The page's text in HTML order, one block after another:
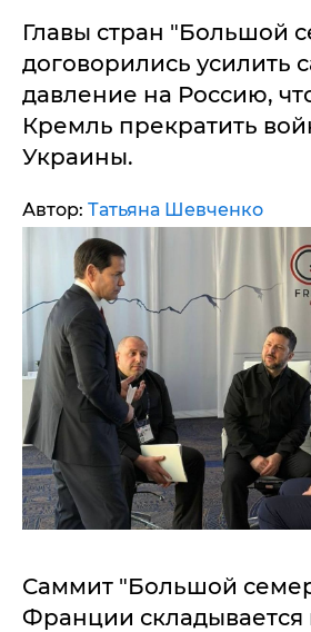
Главы стран "Большой
договорились усилить
давление на Россию,
Кремль прекратить
Украины.
Автор: Татьяна Шевченко
Саммит "Большой
Франции